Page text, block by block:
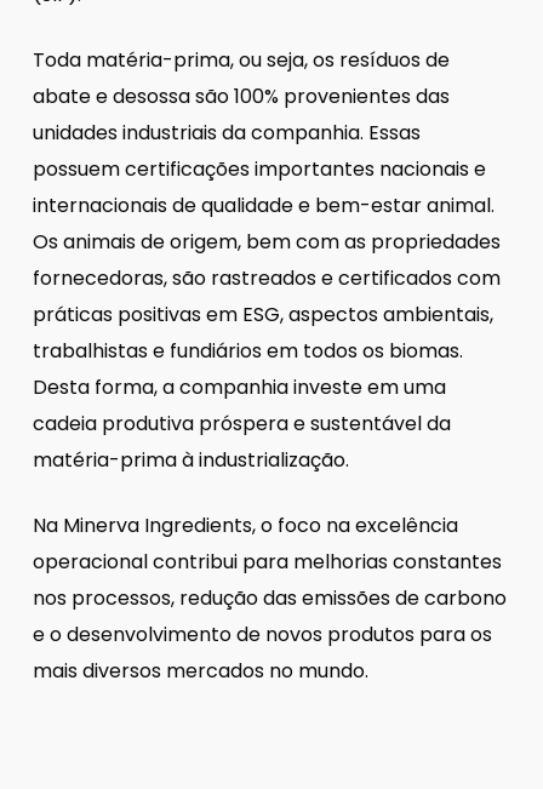
Toda matéria-prima, ou seja, os resíduos de
abate e desossa são 100% provenientes das
unidades industriais da companhia. Essas
possuem certificações importantes nacionais e
internacionais de qualidade e bem-estar animal.
Os animais de origem, bem com as propriedades
fornecedoras, são rastreados e certificados com
práticas positivas em ESG, aspectos ambientais,
trabalhistas e fundiários em todos os biomas.
Desta forma, a companhia investe em uma
cadeia produtiva próspera e sustentável da
matéria-prima à industrialização.
Na Minerva Ingredients, o foco na excelência
operacional contribui para melhorias constantes
nos processos, redução das emissões de carbono
e o desenvolvimento de novos produtos para os
mais diversos mercados no mundo.